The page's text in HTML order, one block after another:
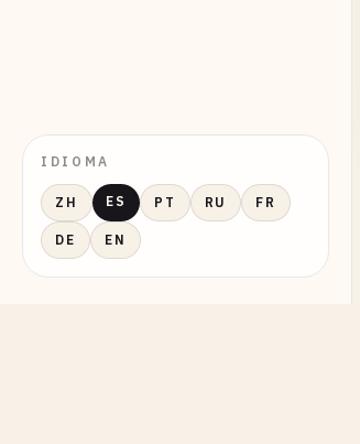
IDIOMA
ZH ES PT RU FR
DE EN